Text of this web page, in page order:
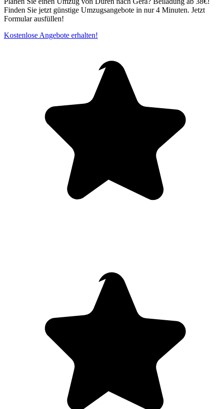
Finden Sie jetzt günstige Umzugsangebote in nur 4 Minuten. Jetzt
Formular ausfüllen!
Kostenlose Angebote erhalten!